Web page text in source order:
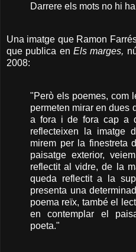
Darrere els mots no hi
Una imatge que Ramon
que publica en Els marges,
2008:
"Però els poemes, com
permeten mirar en dues
a fora i de fora cap a
reflecteixen la imatge
mirem per la finestreta
paisatge exterior,
reflectit al vidre, de la
queda reflectit a la
presenta una
poema reïx, també el
en contemplar el
poeta."